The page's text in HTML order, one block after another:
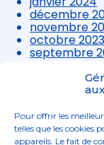
Pour offrir les
telles que les cookies
appareils. Le fait de
décembre
novembre
octobre 2023
septembre
août 2023
juillet 2023
avril 2023
mars 2023